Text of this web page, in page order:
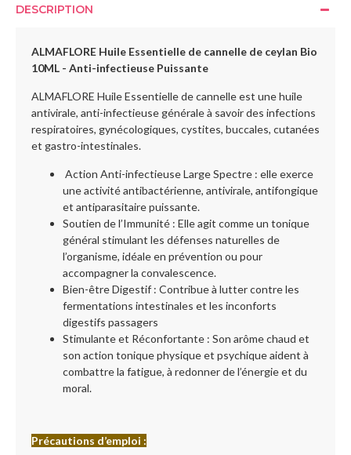
DESCRIPTION
ALMAFLORE Huile Essentielle de cannelle de ceylan Bio
10ML - Anti-infectieuse Puissante
ALMAFLORE Huile Essentielle de cannelle est une huile
antivirale, anti-infectieuse générale à savoir des infections
respiratoires, gynécologiques, cystites, buccales, cutanées
et gastro-intestinales.
Action Anti-infectieuse Large Spectre : elle exerce
une activité antibactérienne, antivirale, antifongique
et antiparasitaire puissante.
Soutien de l’Immunité : Elle agit comme un tonique
général stimulant les défenses naturelles de
l’organisme, idéale en prévention ou pour
accompagner la convalescence.
Bien-être Digestif : Contribue à lutter contre les
fermentations intestinales et les inconforts
digestifs passagers
Stimulante et Réconfortante : Son arôme chaud et
son action tonique physique et psychique aident à
combattre la fatigue, à redonner de l’énergie et du
moral.
Précautions d’emploi :